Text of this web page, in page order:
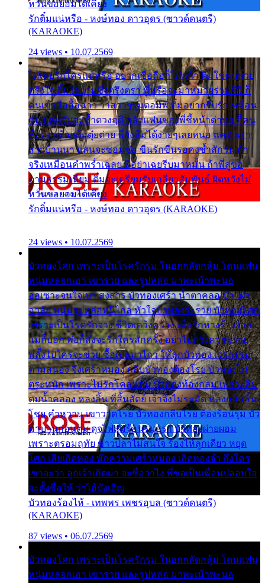
หวั่นขอยอมได้เคียง
รักติ๋มแน่หรือ - หงษ์ทอง ดาวอุดร (ซาวด์ดนตรี)
(KARAOKE)
24 views • 10.07.2569
ไม่เคยรักใครแน่หรือ อยากเชื่อถือก็ไม่กล้า ติ๋มใช่คนสวย
ตรึงใจ ติ๋มใช่งามซึ้งตรึงตรา พี่หรือจะมาหมายร่วมชีวี ก็
คนเขาลืออื้อฉาว ว่าสาวๆรุมตอมพี่ ติ๋มอยากรับรักเหมือน
กัน แต่หวั่นจะช้ำดวงฤดี กลัวแฟนของพี่ชี้หน้าด่าทอ ก็คน
ชื่อต๋อยต้อยตุ้มตุ๋ยต่าย พี่ยังลืมได้ง่ายๆเลยหนอ แค่ตัวเรา
สาวบ้านนา แสนจะซอมซ่อ ขืนรักขืนรอคงช้ำสักวัน ถ้า
จริงเหมือนคำพร่ำเฉลย พี่อย่าเฉยรีบมาหมั้น ถ้าพี่สู่ขอ
ตามธรรมเนียม ติ๋มจะเตรียมรับเกลียวสัมพันธ์ ผิดหวังไม่
หวั่นขอยอมได้เคียง
รักติ๋มแน่หรือ - หงษ์ทอง ดาวอุดร (KARAOKE)
24 views • 10.07.2569
บัวทองโศก เพราะเป็นโรครักรุม ในอกกลัดกลุ้ม โดนแฟน
หนุ่มหลอกเอา เขารวย และรูปหล่อ มาพะเน้าพะนอ
ออเซาะจนใจเบา สงสาร บัวทองเศร้า น้ำตาคลอเบ้า เฝ้า
อาลัย หนุ่มรูปหล่อหนีไกล หัวใจบัวทองระรวย บัวทองโศก
เพราะเป็นโรครักจาง ชีวิตเคว้งคว้าง เมื่อรักห่างร้างไกล
แม่ก็บอก พ่อก็สั่งจะรักใครสักครั้ง อย่าไปหวังความรวย
พลั้งไปใครจะช่วย ซื้อเปลมาไกว ให้ลูกบัวทอง เวรกรรม
ตามสนอง จึงเศร้าหมอง กลีบบัวทองต้องโรย บัวทองไม่
ตระหนัก เพราะไม่รักโคลนตม บัวทองท้องกลม เพราะลืม
ตมน้ำคลอง หลงลิ้น ที่สิ้นสัตย์ เจ้าจึงไม่ระมัด หลงกลิ่นลิ้น
โชย คำหวาน เขาวาดโรย บัวทองกลีบโรย ต้องร้อนรุม บัว
มาบานก่อนตูม ดุจไฟสุมร้อนรุมอุรา บัวทองผ่ายผอม
เพราะตรอมฤทัย ข้าวปลาไม่สนใจ ร้องไห้ลูกเดียว หยุด
โศก เสียเถิดทอง พักความเศร้าหมอง เถิดทองจ๋า ถึงใคร
เขาจะว่า ลูกเจ้าเกิดมา จะชื่อว่าไง พี่ขอเป็นเพื่อนปลอบใจ
จะตั้งชื่อให้ ว่าไอ้บังเอิญ
บัวทองร้องไห้ - เทพพร เพชรอุบล (ซาวด์ดนตรี)
(KARAOKE)
87 views • 06.07.2569
บัวทองโศก เพราะเป็นโรครักรุม ในอกกลัดกลุ้ม โดนแฟน
หนุ่มหลอกเอา เขารวย และรูปหล่อ มาพะเน้าพะนอ